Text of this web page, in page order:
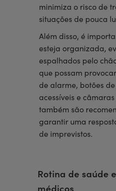
minimiza o risco de
situações de pouca
Além disso, é
esteja organizada,
espalhados pelo
que possam
de alarme, botões
acessíveis e
também são
garantir uma
de imprevistos.
Rotina de saúde